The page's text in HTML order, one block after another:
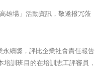
高雄場」活動資訊，敬邀撥冗蒞
續獎，評比企業社會責任報告
培訓班目的在培訓志工評審員，